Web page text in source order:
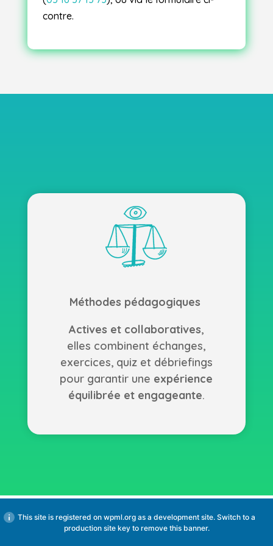
contre.
Méthodes pédagogiques
Actives et collaboratives,
elles combinent échanges,
exercices, quiz et débriefings
pour garantir une expérience
équilibrée et engageante.
This site is registered on wpml.org as a development site. Switch to a
production site key to remove this banner.